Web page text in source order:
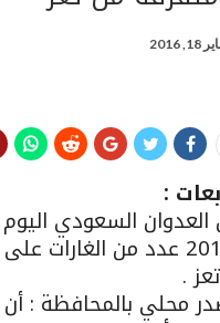
2016
:
سبتمبر/2015 عدد من
.
محلي بالمحافظة : أن